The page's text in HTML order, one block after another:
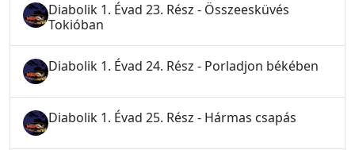
Diabolik 1. Évad 23. Rész - Összeesküvés
Tokióban
Diabolik 1. Évad 24. Rész - Porladjon békében
Diabolik 1. Évad 25. Rész - Hármas csapás